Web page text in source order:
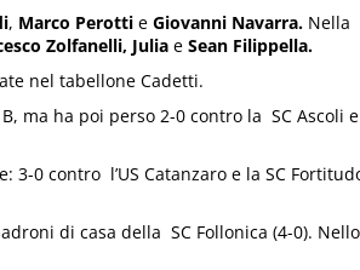
, Marco Perotti e Giovanni Navarra. Nella
Zolfanelli, Julia e Sean Filippella.
nel tabellone Cadetti.
ma ha poi perso 2-0 contro la SC Ascoli e
3-0 contro l’US Catanzaro e la SC
di casa della SC Follonica (4-0). Nello